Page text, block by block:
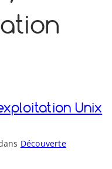
Unix
Découverte